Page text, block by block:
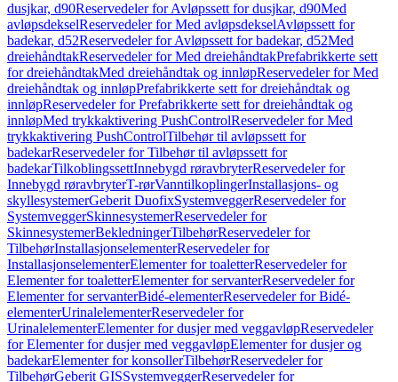
dusjkar, d90Reservedeler for Avløpssett for dusjkar, d90Med
avløpsdekselReservedeler for Med avløpsdekselAvløpssett for
badekar, d52Reservedeler for Avløpssett for badekar, d52Med
dreiehåndtakReservedeler for Med dreiehåndtakPrefabrikkerte sett
for dreiehåndtakMed dreiehåndtak og innløpReservedeler for Med
dreiehåndtak og innløpPrefabrikkerte sett for dreiehåndtak og
innløpReservedeler for Prefabrikkerte sett for dreiehåndtak og
innløpMed trykkaktivering PushControlReservedeler for Med
trykkaktivering PushControlTilbehør til avløpssett for
badekarReservedeler for Tilbehør til avløpssett for
badekarTilkoblingssettInnebygd røravbryterReservedeler for
Innebygd røravbryterT-rørVanntilkoplingerInstallasjons- og
skyllesystemerGeberit DuofixSystemveggerReservedeler for
SystemveggerSkinnesystemerReservedeler for
SkinnesystemerBekledningerTilbehørReservedeler for
TilbehørInstallasjonselementerReservedeler for
InstallasjonselementerElementer for toaletterReservedeler for
Elementer for toaletterElementer for servanterReservedeler for
Elementer for servanterBidé-elementerReservedeler for Bidé-
elementerUrinalelementerReservedeler for
UrinalelementerElementer for dusjer med veggavløpReservedeler
for Elementer for dusjer med veggavløpElementer for dusjer og
badekarElementer for konsollerTilbehørReservedeler for
TilbehørGeberit GISSystemveggerReservedeler for